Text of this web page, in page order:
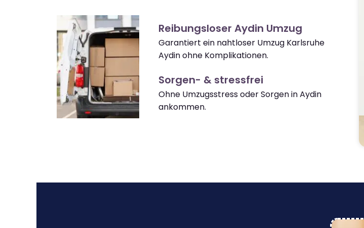
Reibungsloser Aydin Umzug
Garantiert ein nahtloser Umzug Karlsruhe
Aydin ohne Komplikationen.
Sorgen- & stressfrei
Ohne Umzugsstress oder Sorgen in Aydin
ankommen.